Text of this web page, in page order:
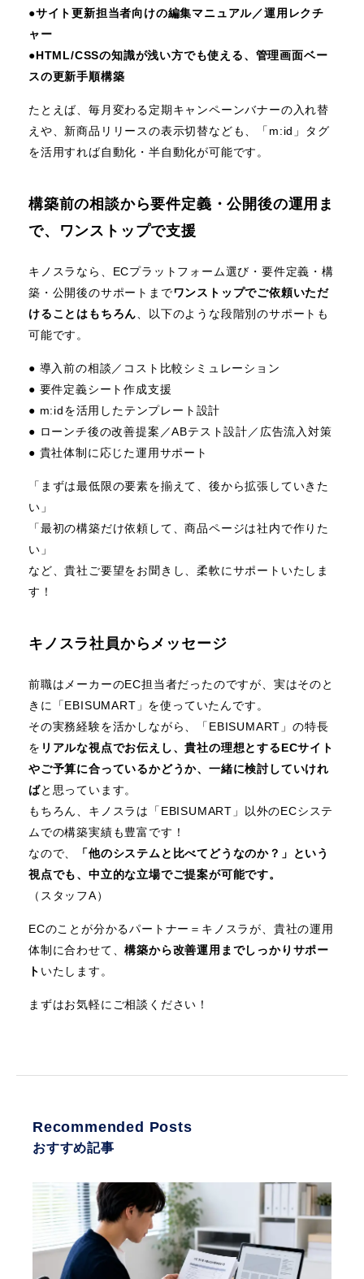
●サイト更新担当者向けの編集マニュアル／運用レクチ
ャー
●HTML/CSSの知識が浅い方でも使える、管理画面ベー
スの更新手順構築
たとえば、毎月変わる定期キャンペーンバナーの入れ替
えや、新商品リリースの表示切替なども、「m:id」タグ
を活用すれば自動化・半自動化が可能です。
構築前の相談から要件定義・公開後の運用ま
で、ワンストップで支援
キノスラなら、ECプラットフォーム選び・要件定義・構
築・公開後のサポートまでワンストップでご依頼いただ
けることはもちろん、以下のような段階別のサポートも
可能です。
● 導入前の相談／コスト比較シミュレーション
● 要件定義シート作成支援
● m:idを活用したテンプレート設計
● ローンチ後の改善提案／ABテスト設計／広告流入対策
● 貴社体制に応じた運用サポート
「まずは最低限の要素を揃えて、後から拡張していきた
い」
「最初の構築だけ依頼して、商品ページは社内で作りた
い」
など、貴社ご要望をお聞きし、柔軟にサポートいたしま
す！
キノスラ社員からメッセージ
前職はメーカーのEC担当者だったのですが、実はそのと
きに「EBISUMART」を使っていたんです。
その実務経験を活かしながら、「EBISUMART」の特長
を リアルな視点でお伝えし、貴社の理想とするECサイト
やご予算に合っているかどうか、一緒に検討していけれ
ばと思っています。
もちろん、キノスラは「EBISUMART」以外のECシステ
ムでの構築実績も豊富です！
なので、
「他のシステムと比べてどうなのか？」という
視点でも、中立的な立場でご提案が可能です。
（スタッフA）
ECのことが分かるパートナー＝キノスラが、貴社の運用
体制に合わせて、構築から改善運用までしっかりサポー
ト いたします。
まずはお気軽にご相談ください！
Recommended Posts
おすすめ記事